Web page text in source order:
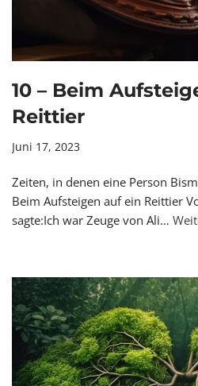
10 – Beim
Reittier
Juni 17, 2023
Zeiten, in denen eine Person
Beim Aufsteigen auf ein Reittier
sagte:Ich war Zeuge von Ali…